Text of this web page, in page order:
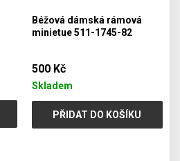
Béžová dámská rámová
minietue 511-1745-82
500 Kč
Skladem
PŘIDAT DO KOŠÍKU